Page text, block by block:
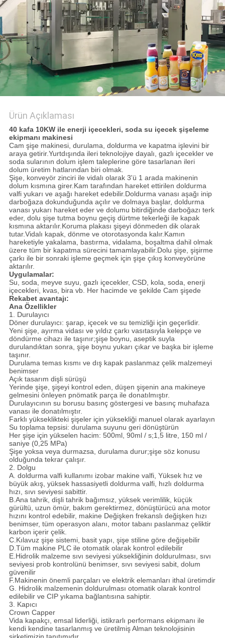
PRIVACY
POLICY
Ürün Açıklaması
40 kafa 10KW ile enerji içecekleri, soda su içecek şişeleme
ekipmanı makinesi
Cam şişe makinesi, durulama, doldurma ve kapatma işlevini bir
araya getirir.Yurtdışında ileri teknolojiye dayalı, gazlı içecekler ve
soda sularının dolum işlem taleplerine göre tasarlanan ileri
dolum üretim hatlarından biri olmak.
Şişe, konveyör zinciri ile vidalı olarak 3'ü 1 arada makinenin
dolum kısmına girer.Kam tarafından hareket ettirilen doldurma
valfi yukarı ve aşağı hareket edebilir.Doldurma vanası aşağı inip
darboğaza dokunduğunda açılır ve dolmaya başlar, doldurma
vanası yukarı hareket eder ve dolumu bitirdiğinde darboğazı terk
eder, dolu şişe tutma boynu geçiş dürtme tekerleği ile kapak
kısmına aktarılır.Koruma plakası şişeyi dönmeden dik olarak
tutar.Vidalı kapak, dönme ve otorotasyonda kalır.Kamın
hareketiyle yakalama, bastırma, vidalama, boşaltma dahil olmak
üzere tüm bir kapatma sürecini tamamlayabilir.Dolu şişe, şişirme
çarkı ile bir sonraki işleme geçmek için şişe çıkış konveyörüne
aktarılır.
Uygulamalar:
Su, soda, meyve suyu, gazlı içecekler, CSD, kola, soda, enerji
içecekleri, kvas, bira vb. Her hacimde ve şekilde Cam şişede
Rekabet avantajı:
Ana Özellikler
1. Durulayıcı
Döner durulayıcı: şarap, içecek ve su temizliği için geçerlidir.
Yeni şişe, ayırma vidası ve yıldız çarkı vasıtasıyla kelepçe ve
döndürme cihazı ile taşınır;şişe boynu, aseptik suyla
durulandıktan sonra, şişe boynu yukarı çıkar ve başka bir işleme
taşınır.
Durulama temas kısmı ve dış kapak paslanmaz çelik malzemeyi
benimser
Açık tasarım dişli sürüşü
Yerinde şişe, şişeyi kontrol eden, düşen şişenin ana makineye
gelmesini önleyen pnömatik parça ile donatılmıştır.
Durulayıcının su borusu basınç göstergesi ve basınç muhafaza
vanası ile donatılmıştır.
Farklı yükseklikteki şişeler için yüksekliği manuel olarak ayarlayın
Su toplama tepsisi: durulama suyunu geri dönüştürün
Her şişe için yükselen hacim: 500ml, 90ml / s;1,5 litre, 150 ml /
saniye (0,25 MPa)
Şişe yoksa veya durmazsa, durulama durur;şişe söz konusu
olduğunda tekrar çalışır.
2. Dolgu
A. doldurma valfi kullanımı izobar makine valfi, Yüksek hız ve
büyük akış, yüksek hassasiyetli doldurma valfi, hızlı doldurma
hızı, sıvı seviyesi sabittir.
B.Ana tahrik, dişli tahrik bağımsız, yüksek verimlilik, küçük
gürültü, uzun ömür, bakım gerektirmez, dönüştürücü ana motor
hızını kontrol edebilir, makine Değişken frekanslı değişken hızı
benimser, tüm operasyon alanı, motor tabanı paslanmaz çeliktir
karbon içerir çelik.
C.Kılavuz şişe sistemi, basit yapı, şişe stiline göre değişebilir
D.Tüm makine PLC ile otomatik olarak kontrol edilebilir
E.Hidrolik malzeme sıvı seviyesi yüksekliğinin doldurulması, sıvı
seviyesi prob kontrolünü benimser, sıvı seviyesi sabit, dolum
güvenilir
F.Makinenin önemli parçaları ve elektrik elemanları ithal üretimdir
G. Hidrolik malzemenin doldurulması otomatik olarak kontrol
edilebilir ve CIP yıkama bağlantısına sahiptir.
3. Kapıcı
Crown Capper
Vida kapakçı, emsal liderliği, istikrarlı performans ekipmanı ile
kendi kendine tasarlanmış ve üretilmiş Alman teknolojisinin